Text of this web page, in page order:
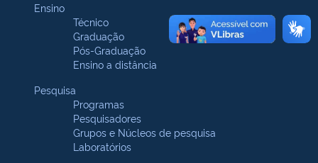
Ensino
Técnico
Graduação
Pós-Graduação
Ensino a distância
Pesquisa
Programas
Pesquisadores
Grupos e Núcleos de pesquisa
Laboratórios